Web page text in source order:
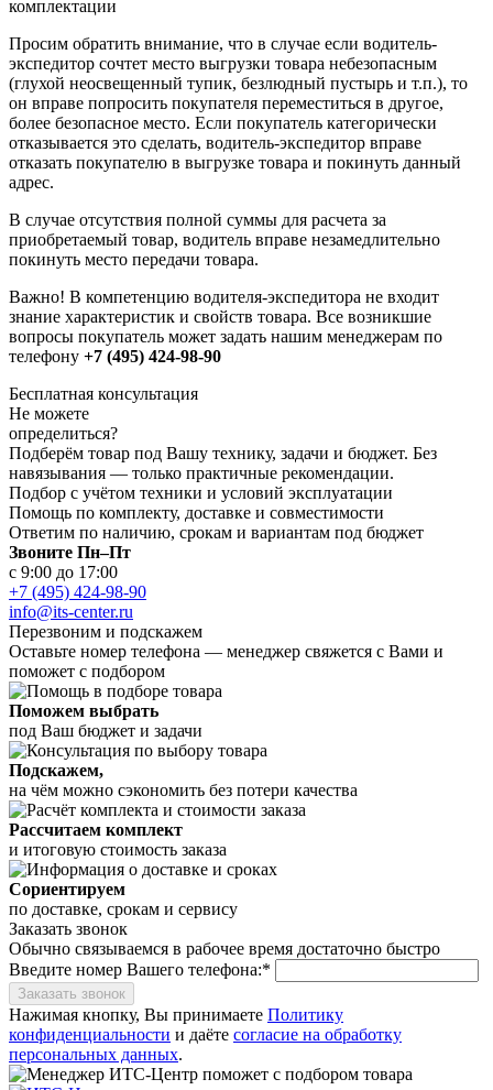
комплектации
Просим обратить внимание, что в случае если водитель-
экспедитор сочтет место выгрузки товара небезопасным
(глухой неосвещенный тупик, безлюдный пустырь и т.п.), то
он вправе попросить покупателя переместиться в другое,
более безопасное место. Если покупатель категорически
отказывается это сделать, водитель-экспедитор вправе
отказать покупателю в выгрузке товара и покинуть данный
адрес.
В случае отсутствия полной суммы для расчета за
приобретаемый товар, водитель вправе незамедлительно
покинуть место передачи товара.
Важно! В компетенцию водителя-экспедитора не входит
знание характеристик и свойств товара. Все возникшие
вопросы покупатель может задать нашим менеджерам по
телефону +7 (495) 424-98-90
Бесплатная консультация
Не можете
определиться?
Подберём товар под Вашу технику, задачи и бюджет. Без
навязывания — только практичные рекомендации.
Подбор с учётом техники и условий эксплуатации
Помощь по комплекту, доставке и совместимости
Ответим по наличию, срокам и вариантам под бюджет
Звоните Пн–Пт
с 9:00 до 17:00
+7 (495) 424-98-90
info@its-center.ru
Перезвоним и подскажем
Оставьте номер телефона — менеджер свяжется с Вами и
поможет с подбором
Поможем выбрать
под Ваш бюджет и задачи
Подскажем,
на чём можно сэкономить без потери качества
Рассчитаем комплект
и итоговую стоимость заказа
Сориентируем
по доставке, срокам и сервису
Заказать звонок
Обычно связываемся в рабочее время достаточно быстро
Введите номер Вашего телефона:*
Заказать звонок
Нажимая кнопку, Вы принимаете Политику
конфиденциальности и даёте согласие на обработку
персональных данных.